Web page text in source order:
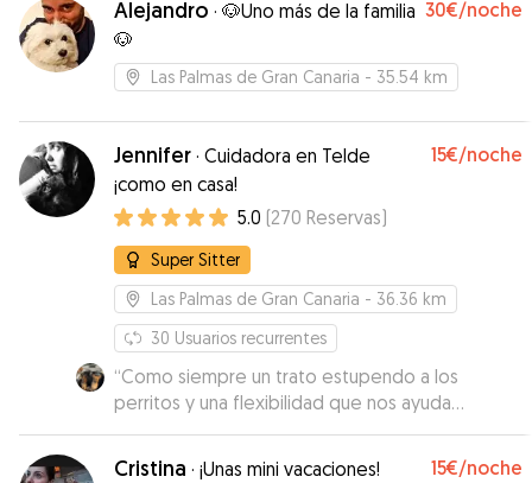
con ver su cara de felicidad durante los paseos
o durmiendo a pata suelta después de ellos ya
se notaba que estaba en buenas manos. Incluso
cediendo parte de su casa y acompañándolo en
cada paseo. Sin duda volveremos a contar con
ellas.”
Alejandro · 🐶Uno más de la familia
🐶
30€/noche
Las Palmas de Gran Canaria - 35.54 km
Jennifer · Cuidadora en Telde
¡como en casa!
15€/noche
5.0 (270 Reservas)
Super Sitter
Las Palmas de Gran Canaria - 36.36 km
30 Usuarios recurrentes
“Como siempre un trato estupendo a los
perritos y una flexibilidad que nos ayuda
muchísimo.”
Cristina · ¡Unas mini vacaciones! 15€/noche